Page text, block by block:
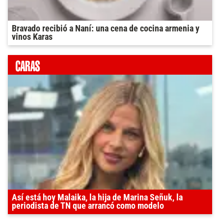
Bravado recibió a Naní: una cena de cocina armenia y
vinos Karas
Así está hoy Malaika, la hija de Marina Señuk, la
periodista de TN que arrancó como modelo